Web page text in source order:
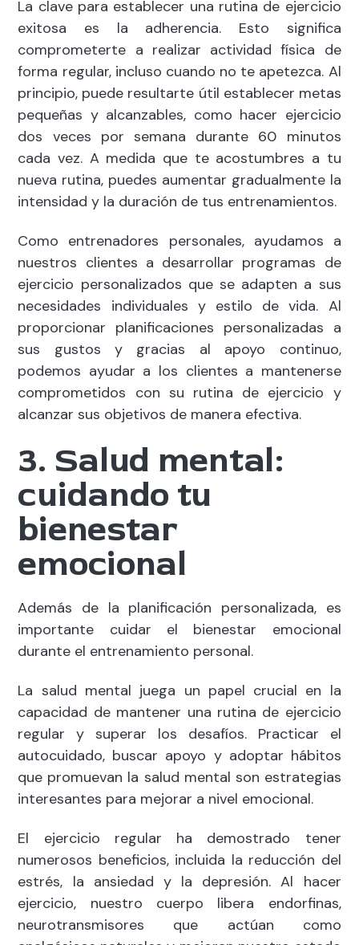
La clave para establecer una rutina de ejercicio
exitosa es la adherencia. Esto significa
comprometerte a realizar actividad física de
forma regular, incluso cuando no te apetezca. Al
principio, puede resultarte útil establecer metas
pequeñas y alcanzables, como hacer ejercicio
dos veces por semana durante 60 minutos
cada vez. A medida que te acostumbres a tu
nueva rutina, puedes aumentar gradualmente la
intensidad y la duración de tus entrenamientos.
Como entrenadores personales, ayudamos a
nuestros clientes a desarrollar programas de
ejercicio personalizados que se adapten a sus
necesidades individuales y estilo de vida. Al
proporcionar planificaciones personalizadas a
sus gustos y gracias al apoyo continuo,
podemos ayudar a los clientes a mantenerse
comprometidos con su rutina de ejercicio y
alcanzar sus objetivos de manera efectiva.
3. Salud mental:
cuidando tu
bienestar
emocional
Además de la planificación personalizada, es
importante cuidar el bienestar emocional
durante el entrenamiento personal.
La salud mental juega un papel crucial en la
capacidad de mantener una rutina de ejercicio
regular y superar los desafíos. Practicar el
autocuidado, buscar apoyo y adoptar hábitos
que promuevan la salud mental son estrategias
interesantes para mejorar a nivel emocional.
El ejercicio regular ha demostrado tener
numerosos beneficios, incluida la reducción del
estrés, la ansiedad y la depresión. Al hacer
ejercicio, nuestro cuerpo libera endorfinas,
neurotransmisores que actúan como